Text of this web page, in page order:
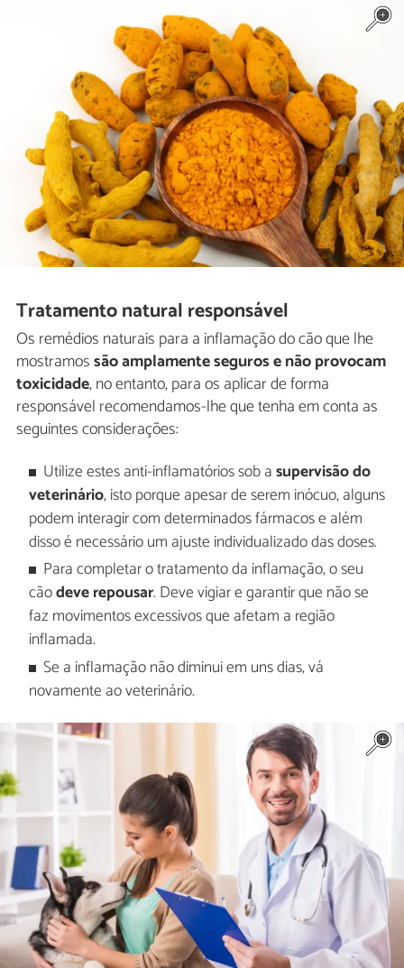
Tratamento natural responsável
Os remédios naturais para a inflamação do cão que lhe
mostramossão amplamente seguros e não provocam
toxicidade, no entanto, para os aplicar de forma
responsável recomendamos-lhe que tenha em conta as
seguintes considerações:
Utilize estes anti-inflamatórios sob asupervisão do
veterinário, isto porque apesar de serem inócuo, alguns
podem interagir com determinados fármacos e além
disso é necessário um ajuste individualizado das doses.
Para completar o tratamento da inflamação, o seu
cãodeve repousar. Deve vigiar e garantir que não se
faz movimentos excessivos que afetam a região
inflamada.
Se a inflamação não diminui em uns dias, vá
novamente ao veterinário.